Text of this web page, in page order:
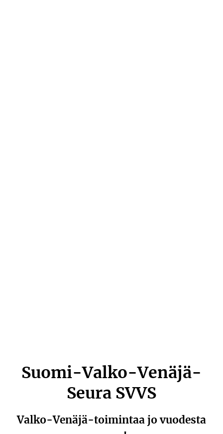
Suomi-Valko-Venäjä-
Seura SVVS
Valko-Venäjä-toimintaa jo vuodesta